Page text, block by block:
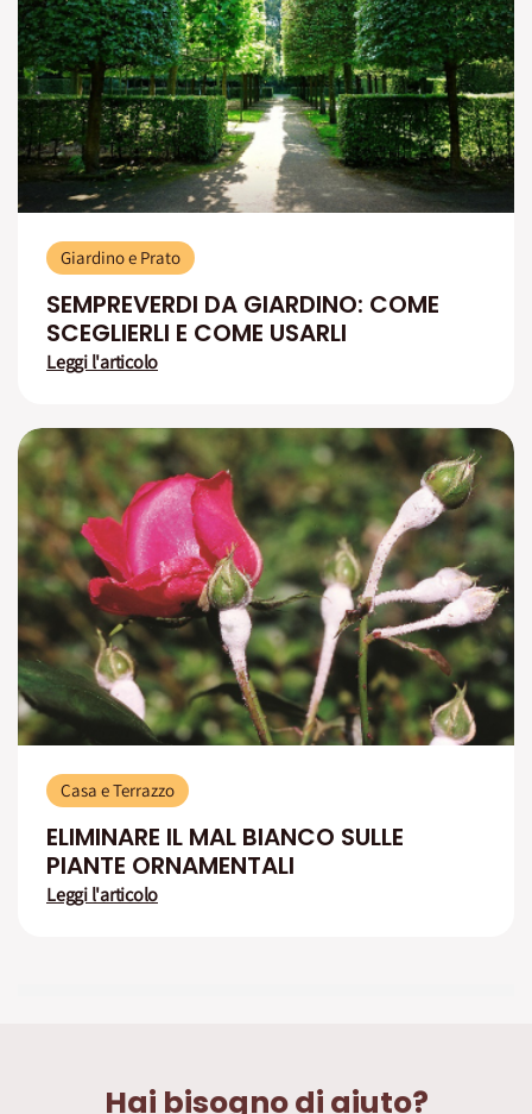
Giardino e Prato
SEMPREVERDI DA GIARDINO: COME
SCEGLIERLI E COME USARLI
Leggi l'articolo
Casa e Terrazzo
ELIMINARE IL MAL BIANCO SULLE
PIANTE ORNAMENTALI
Leggi l'articolo
Hai bisogno di aiuto?